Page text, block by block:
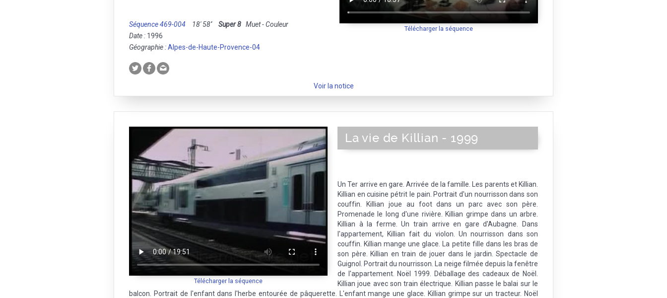
Télécharger la séquence
Séquence 469-004 18' 58'' Super 8 Muet - Couleur
Date : 1996
Géographie :Alpes-de-Haute-Provence-04
Voir la notice
Télécharger la séquence
La vie de Killian - 1999
Un Ter arrive en gare. Arrivée de la famille. Les parents et Killian.
Killian en cuisine pétrit le pain. Portrait d'un nourrisson dans son
couffin. Killian joue au foot dans un parc avec son père.
Promenade le long d'une rivière. Killian grimpe dans un arbre.
Killian à la ferme. Un train arrive en gare d'Aubagne. Dans
l'appartement, Killian fait du violon. Un nourrisson dans son
couffin. Killian mange une glace. La petite fille dans les bras de
son père. Killian en train de jouer dans le jardin. Spectacle de
Guignol. Portrait du nourrisson. La neige filmée depuis la fenêtre
de l'appartement. Noël 1999. Déballage des cadeaux de Noël.
Killian joue avec son train électrique. Killian passe le balai sur le
balcon. Portrait de l'enfant dans l'herbe entourée de pâquerette. L'enfant mange une glace. Killian grimpe sur un tracteur. Noël